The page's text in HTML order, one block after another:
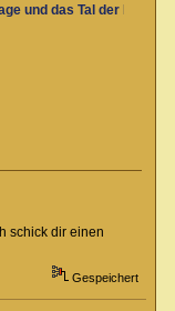
und das Tal der Klagen
schick dir einen
Gespeichert